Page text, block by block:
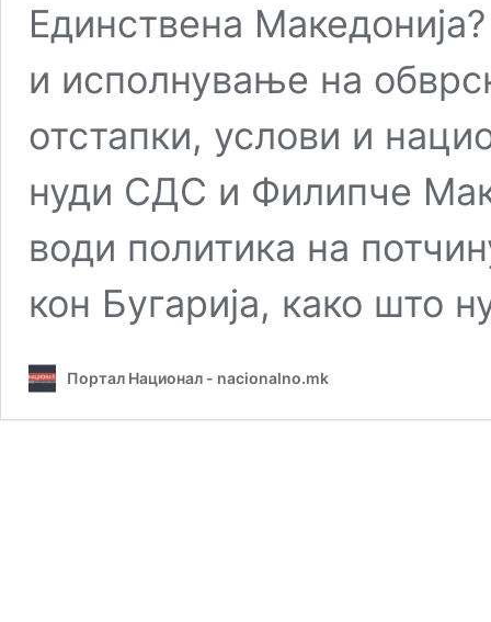
Единствена
и исполнување на
отстапки, услови и
нуди СДС и Филипче
води политика на
кон Бугарија, како што
Портал Национал - nacionalno.mk